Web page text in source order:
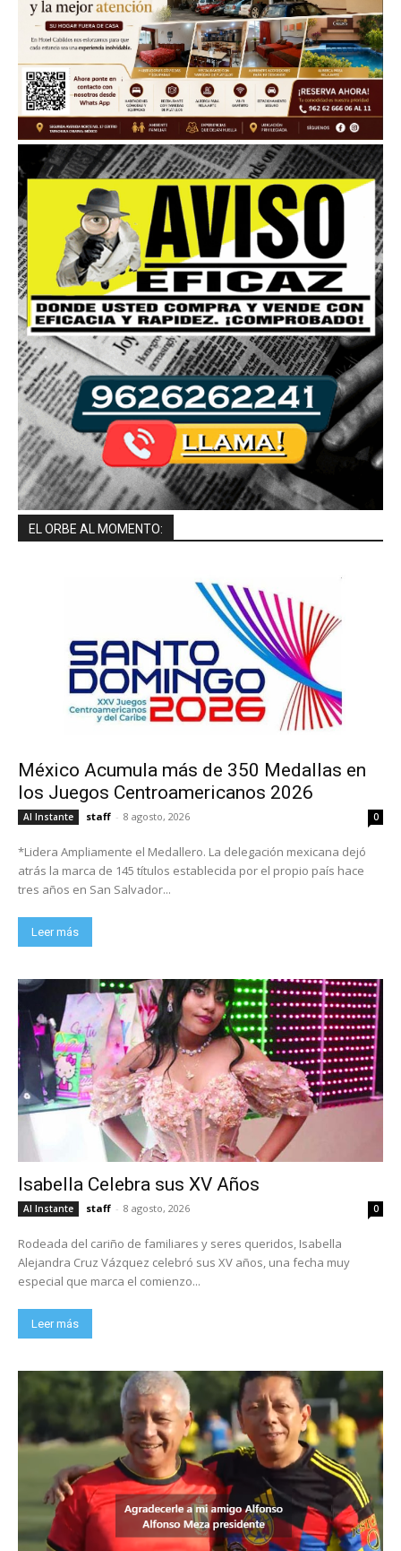
EL ORBE AL MOMENTO:
México Acumula más de 350 Medallas en
los Juegos Centroamericanos 2026
Al Instante staff - 8 agosto, 2026 0
*Lidera Ampliamente el Medallero. La delegación mexicana dejó
atrás la marca de 145 títulos establecida por el propio país hace
tres años en San Salvador...
Leer más
Isabella Celebra sus XV Años
Al Instante staff - 8 agosto, 2026 0
Rodeada del cariño de familiares y seres queridos, Isabella
Alejandra Cruz Vázquez celebró sus XV años, una fecha muy
especial que marca el comienzo...
Leer más